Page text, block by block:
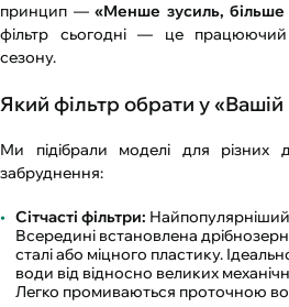
принцип —«Менше зусиль, більше
фільтр сьогодні — це
сезону.
Який фільтр обрати у «Вашій
Ми підібрали моделі для різних
забруднення:
Сітчасті фільтри:
Всередині встановлена
сталі або міцного пластику.
води від відносно великих
Легко промиваються проточною